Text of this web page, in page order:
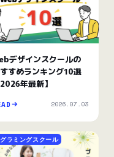
デザインスクールの
すめランキング10選
2026年最新】
2026.07.03
ラミングスクール